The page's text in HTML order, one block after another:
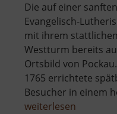
Die auf einer
Evangelisch-
mit ihrem
Westturm bereits
Ortsbild von
1765 errichtete
Besucher in einem
weiterlesen